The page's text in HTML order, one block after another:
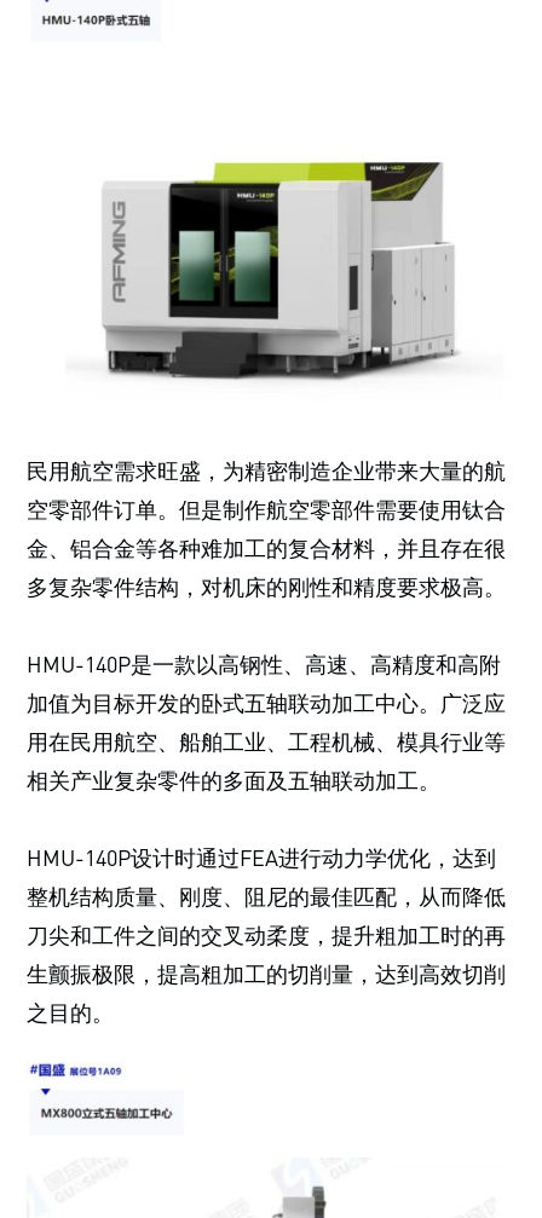
民用航空需求旺盛，为精密制造企业带来大量的航
空零部件订单。但是制作航空零部件需要使用钛合
金、铝合金等各种难加工的复合材料，并且存在很
多复杂零件结构，对机床的刚性和精度要求极高。
HMU-140P是一款以高钢性、高速、高精度和高附
加值为目标开发的卧式五轴联动加工中心。广泛应
用在民用航空、船舶工业、工程机械、模具行业等
相关产业复杂零件的多面及五轴联动加工。
HMU-140P设计时通过FEA进行动力学优化，达到
整机结构质量、刚度、阻尼的最佳匹配，从而降低
刀尖和工件之间的交叉动柔度，提升粗加工时的再
生颤振极限，提高粗加工的切削量，达到高效切削
之目的。